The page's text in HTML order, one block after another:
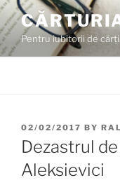
Skip
to
contentPentru iubitorii de cărți.
POSTED
ON
02/02/2017 BY
Dezastrul
Aleksievici